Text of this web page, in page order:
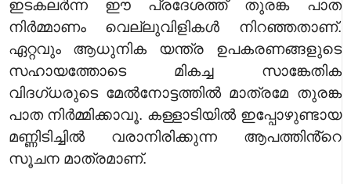
ഇടകലർന്ന ഈ പ്രദേശത്ത് തുരങ്ക പാത
നിർമ്മാണം വെല്ലുവിളികൾ നിറഞ്ഞതാണ്.
ഏറ്റവും ആധുനിക യന്ത്ര ഉപകരണങ്ങളുടെ
സഹായത്തോടെ മികച്ച സാങ്കേതിക
വിദഗ്ധരുടെ മേൽനോട്ടത്തിൽ മാത്രമേ തുരങ്ക
പാത നിർമ്മിക്കാവൂ. കള്ളാടിയിൽ ഇപ്പോഴുണ്ടായ
മണ്ണിടിച്ചിൽ വരാനിരിക്കുന്ന ആപത്തിൻ്റെ
സൂചന മാത്രമാണ്.